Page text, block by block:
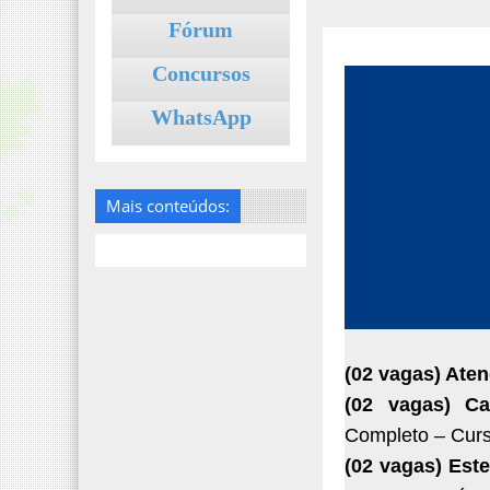
Fórum
Concursos
WhatsApp
Mais conteúdos:
(02 vagas)
(02 vagas)
Completo –
(02 vagas)